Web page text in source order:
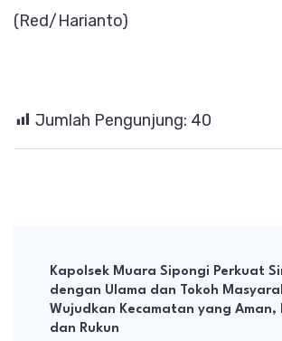
(Red/Harianto)
Jumlah Pengunjung: 40
Navigation
Kapolsek Muara Sipongi Perkuat
dengan Ulama dan Tokoh
Wujudkan Kecamatan yang Aman,
dan Rukun